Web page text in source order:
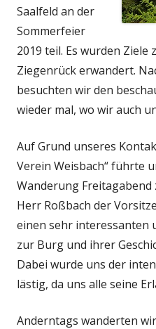
Saalfeld an der
Sommerfeier
2019 teil. Es wurden Ziele
Ziegenrück erwandert.
besuchten wir den
wieder mal, wo wir auch
Auf Grund unseres
Verein Weisbach“ führte
Wanderung Freitagabend
Herr Roßbach der
einen sehr interessanten
zur Burg und ihrer
Dabei wurde uns der
lästig, da uns alle seine
Anderntags wanderten